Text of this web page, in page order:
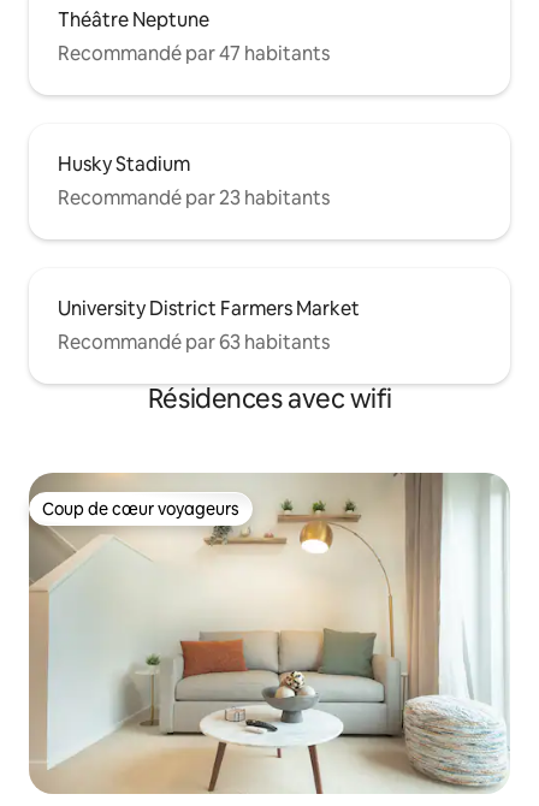
Théâtre Neptune
Recommandé par 47 habitants
Husky Stadium
Recommandé par 23 habitants
University District Farmers Market
Recommandé par 63 habitants
Résidences avec wifi
Coup de cœur voyageurs
Coup de cœur voyageurs